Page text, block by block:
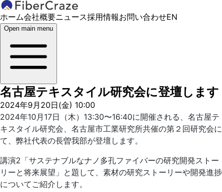
ホーム会社概要ニュース採用情報お問い合わせEN
Open main menu
名古屋テキスタイル研究会に登壇します
2024年9月20日(金) 10:00
2024年10月17日（木）13:30〜16:40に開催される、名古屋テ
キスタイル研究会、名古屋市工業研究所共催の第２回研究会に
て、弊社代表の長曽我部が登壇します。
講演2「サステナブルなナノ多孔ファイバーの研究開発ストー
リーと将来展望」と題して、素材の研究ストーリーや開発進捗
についてご紹介します。